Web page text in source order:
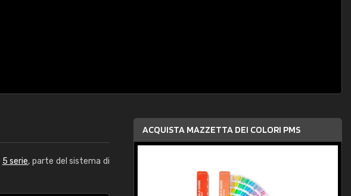
5 serie, parte del sistema di
ACQUISTA MAZZETTA DEI COLORI PMS